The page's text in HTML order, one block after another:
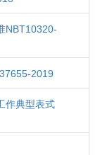
NBT10320-
2019
作典型表式